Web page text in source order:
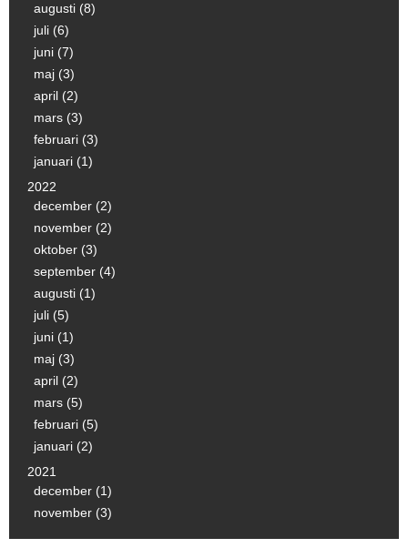
augusti (8)
juli (6)
juni (7)
maj (3)
april (2)
mars (3)
februari (3)
januari (1)
2022
december (2)
november (2)
oktober (3)
september (4)
augusti (1)
juli (5)
juni (1)
maj (3)
april (2)
mars (5)
februari (5)
januari (2)
2021
december (1)
november (3)